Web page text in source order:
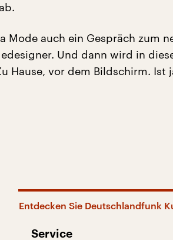
Mode auch ein Gespräch zum
Und dann wird in
Hause, vor dem Bildschirm. Ist
Entdecken Sie Deutschlandfunk
Service